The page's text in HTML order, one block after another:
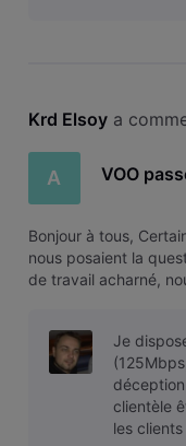
Krd Elsoy a
A VOO
Bonjour à tous,
nous posaient la
de travail acharné,
premiers
Je
clientèle
les